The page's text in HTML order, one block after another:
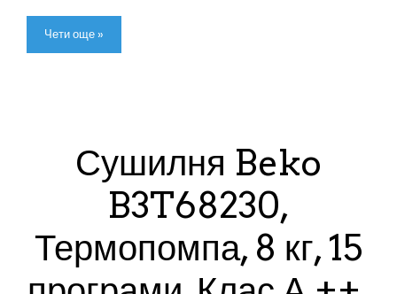
Чети още »
Сушилня Beko
B3T68230,
Термопомпа, 8 кг, 15